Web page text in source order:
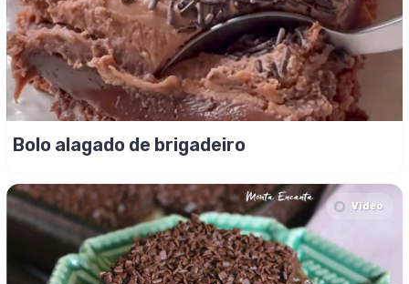
Bolo alagado de brigadeiro
Video